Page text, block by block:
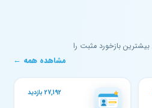
بازخورد مثبت را
مشاهده همه ←
27,192 بازدید